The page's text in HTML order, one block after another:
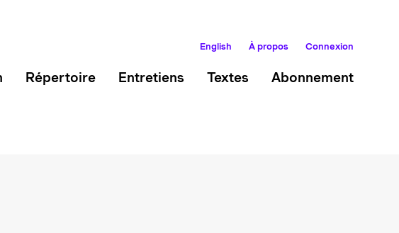
English À propos Connexion
Répertoire Entretiens Textes Abonnement